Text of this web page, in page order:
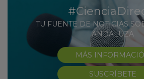
TU FUENTE DE NOTICIAS
ANDALUZA
MÁS
SUSCRÍBETE